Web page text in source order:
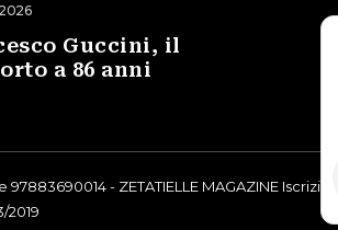
Guccini, il
a 86 anni
97883690014 - ZETATIELLE MAGAZINE
2019